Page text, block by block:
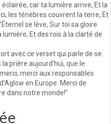
car ta lumière arrive, Et la
les ténèbres couvrent la terre, Et
se lève, Sur toi sa gloire
Et des rois à la clarté de
avec ce verset qui parle de se
prière aujourd’hui, que le
merci aux responsables
en Europe. Merci de
dans notre monde!”